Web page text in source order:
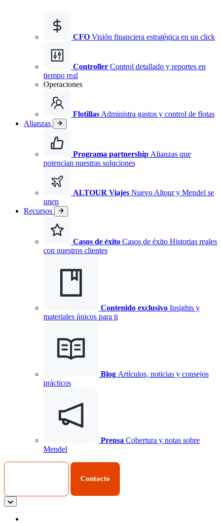
CFO Visión financiera estratégica en un click
Controller Control detallado y reportes en
tiempo real
Operaciones
Flotillas Administra gastos y control de flotas
Alianzas
Programa partnership Alianzas que
potencian nuestras soluciones
ALTOUR Viajes Nuevo Altour y Mendel se
unen
Recursos
Casos de éxito Casos de éxito Historias reales
con nuestros clientes
Contenido exclusivo Insights y
materiales únicos para ti
Blog Artículos, noticias y consejos
prácticos
Prensa Cobertura y notas sobre
Mendel
Contacto